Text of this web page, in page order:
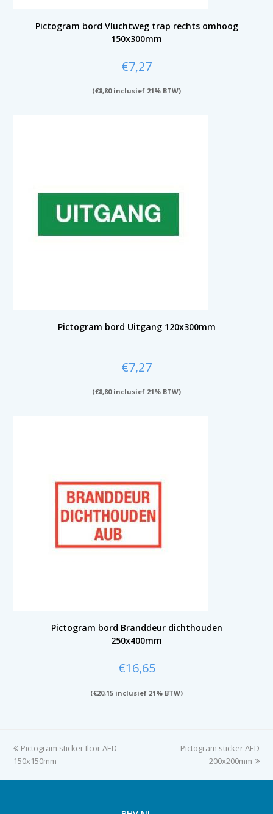
Pictogram bord Vluchtweg trap rechts omhoog
150x300mm
€7,27
(€8,80inclusief 21% BTW)
Pictogram bord Uitgang 120x300mm
€7,27
(€8,80inclusief 21% BTW)
Pictogram bord Branddeur dichthouden
250x400mm
€16,65
(€20,15 inclusief 21% BTW)
previous
post:
Pictogram sticker Ilcor AED
150x150mm
next
Pictogram sticker AED
200x200mm